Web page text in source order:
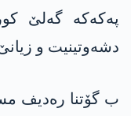
پەکەکە گەلێ
دشەوتینیت و
ب گۆتنا رەدیف